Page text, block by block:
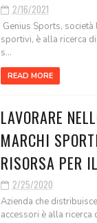
2/16/2021
Genius Sports,
sportivi, è alla ricerca
s...
READ MORE
LAVORARE
MARCHI
RISORSA PER
2/25/2020
Azienda che
accessori è alla ricerca